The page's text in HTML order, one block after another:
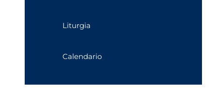
Liturgia
Calendario